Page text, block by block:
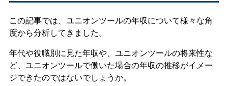
この記事では、ユニオンツールの年収について様々な角
度から分析してきました。
年代や役職別に見た年収や、ユニオンツールの将来性な
ど、ユニオンツールで働いた場合の年収の推移がイメー
ジできたのではないでしょうか。